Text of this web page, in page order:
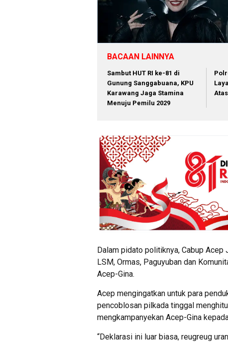
BACAAN LAINNYA
Sambut HUT RI ke-81 di
Gunung Sanggabuana, KPU
Karawang Jaga Stamina
Menuju Pemilu 2029
Dalam pidato politiknya, Cabup
LSM, Ormas, Paguyuban dan
Acep-Gina.
Acep mengingatkan untuk para
pencoblosan pilkada tinggal
mengkampanyekan Acep-Gina
“Deklarasi ini luar biasa, reugreug